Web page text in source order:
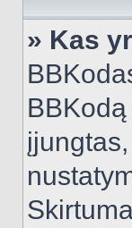
» Kas